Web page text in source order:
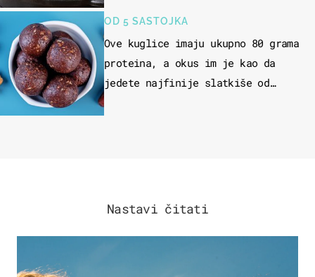
OD 5 SASTOJKA
Ove kuglice imaju ukupno 80 grama
proteina, a okus im je kao da
jedete najfinije slatkiše od
Nastavi čitati